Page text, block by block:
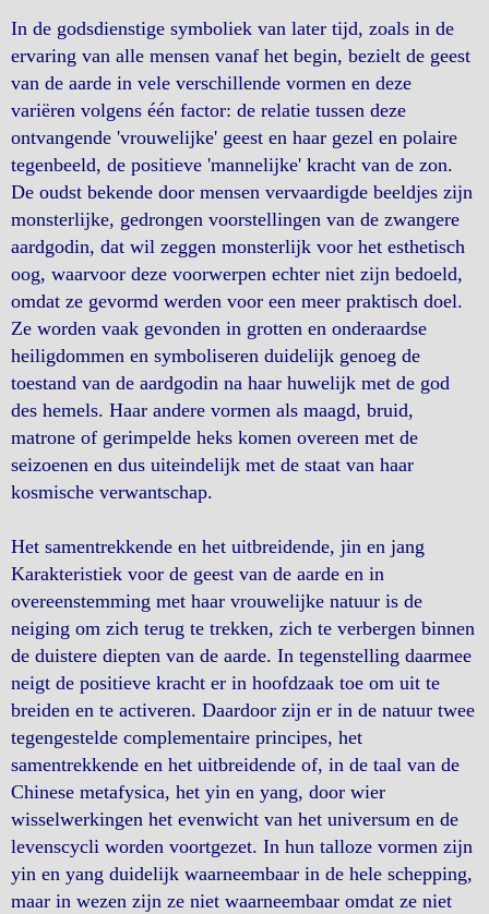
In de godsdienstige symboliek van later tijd, zoals in de
ervaring van alle mensen vanaf het begin, bezielt de geest
van de aarde in vele verschillende vormen en deze
variëren volgens één factor: de relatie tussen deze
ontvangende 'vrouwelijke' geest en haar gezel en polaire
tegenbeeld, de positieve 'mannelijke' kracht van de zon.
De oudst bekende door mensen vervaardigde beeldjes zijn
monsterlijke, gedrongen voorstellingen van de zwangere
aardgodin, dat wil zeggen monsterlijk voor het esthetisch
oog, waarvoor deze voorwerpen echter niet zijn bedoeld,
omdat ze gevormd werden voor een meer praktisch doel.
Ze worden vaak gevonden in grotten en onderaardse
heiligdommen en symboliseren duidelijk genoeg de
toestand van de aardgodin na haar huwelijk met de god
des hemels. Haar andere vormen als maagd, bruid,
matrone of gerimpelde heks komen overeen met de
seizoenen en dus uiteindelijk met de staat van haar
kosmische verwantschap.
Het samentrekkende en het uitbreidende, jin en jang
Karakteristiek voor de geest van de aarde en in
overeenstemming met haar vrouwelijke natuur is de
neiging om zich terug te trekken, zich te verbergen binnen
de duistere diepten van de aarde. In tegenstelling daarmee
neigt de positieve kracht er in hoofdzaak toe om uit te
breiden en te activeren. Daardoor zijn er in de natuur twee
tegengestelde complementaire principes, het
samentrekkende en het uitbreidende of, in de taal van de
Chinese metafysica, het yin en yang, door wier
wisselwerkingen het evenwicht van het universum en de
levenscycli worden voortgezet. In hun talloze vormen zijn
yin en yang duidelijk waarneembaar in de hele schepping,
maar in wezen zijn ze niet waarneembaar omdat ze niet